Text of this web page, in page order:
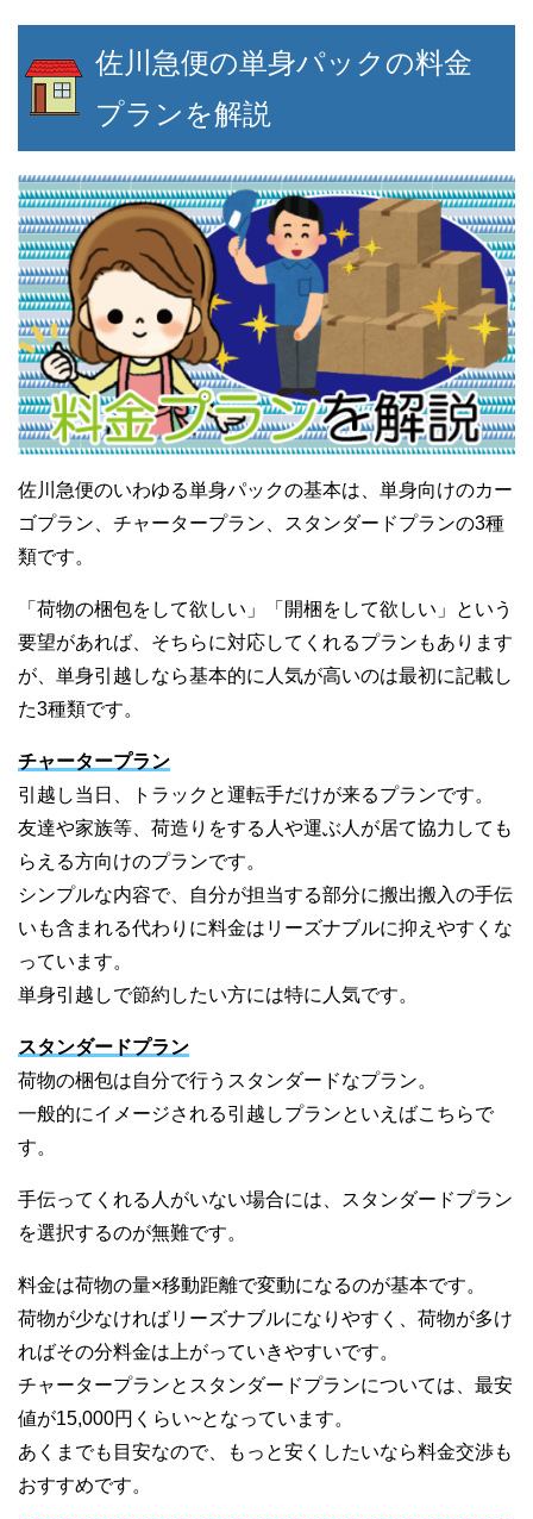
佐川急便の単身パックの料金
プランを解説
佐川急便のいわゆる単身パックの基本は、単身向けのカー
ゴプラン、チャータープラン、スタンダードプランの3種
類です。
「荷物の梱包をして欲しい」「開梱をして欲しい」という
要望があれば、そちらに対応してくれるプランもあります
が、単身引越しなら基本的に人気が高いのは最初に記載し
た3種類です。
チャータープラン
引越し当日、トラックと運転手だけが来るプランです。
友達や家族等、荷造りをする人や運ぶ人が居て協力しても
らえる方向けのプランです。
シンプルな内容で、自分が担当する部分に搬出搬入の手伝
いも含まれる代わりに料金はリーズナブルに抑えやすくな
っています。
単身引越しで節約したい方には特に人気です。
スタンダードプラン
荷物の梱包は自分で行うスタンダードなプラン。
一般的にイメージされる引越しプランといえばこちらで
す。
手伝ってくれる人がいない場合には、スタンダードプラン
を選択するのが無難です。
料金は荷物の量×移動距離で変動になるのが基本です。
荷物が少なければリーズナブルになりやすく、荷物が多け
ればその分料金は上がっていきやすいです。
チャータープランとスタンダードプランについては、最安
値が15,000円くらい~となっています。
あくまでも目安なので、もっと安くしたいなら料金交渉も
おすすめです。